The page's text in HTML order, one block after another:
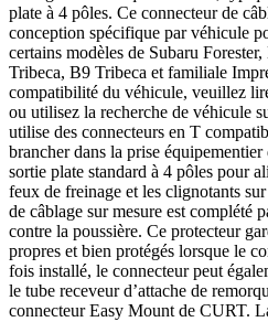
plate à 4 pôles. Ce connecteur de
conception spécifique par véhicule
certains modèles de Subaru
Tribeca, B9 Tribeca et familiale
compatibilité du véhicule, veuillez
ou utilisez la recherche de véhicule
utilise des connecteurs en T
brancher dans la prise
sortie plate standard à 4 pôles pour
feux de freinage et les clignotants
de câblage sur mesure est complété
contre la poussière. Ce protecteur
propres et bien protégés lorsque le
fois installé, le connecteur peut
le tube receveur d’attache de
connecteur Easy Mount de CURT.